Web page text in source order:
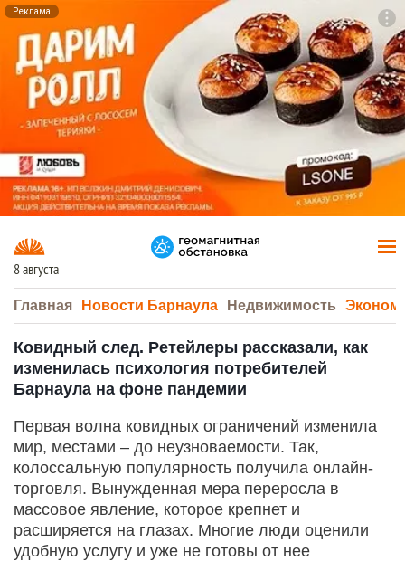
Реклама
8 августа
Главная Новости Барнаула Недвижимость
Ковидный след. Ретейлеры рассказали, как
изменилась психология потребителей
Барнаула на фоне пандемии
Первая волна ковидных ограничений изменила
мир, местами – до неузноваемости. Так,
колоссальную популярность получила онлайн-
торговля. Вынужденная мера переросла в
массовое явление, которое крепнет и
расширяется на глазах. Многие люди оценили
удобную услугу и уже не готовы от нее